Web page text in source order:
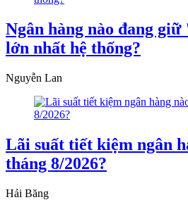
Ngân hàng nào đang
lớn nhất hệ thống?
Nguyễn Lan
Lãi suất tiết kiệm ngân
tháng 8/2026?
Hải Băng